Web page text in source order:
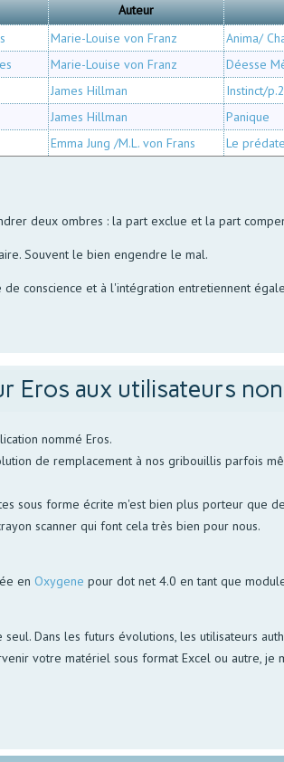
Auteur
Marie-Louise von Franz Anima/
Marie-Louise von Franz Déesse
James Hillman Instinct/
James Hillman Panique
Emma Jung /M.L. von Frans Le
deux ombres : la part exclue et la part
Souvent le bien engendre le mal.
conscience et à l'intégration entretiennent
Eros aux utilisateurs
nommé Eros.
de remplacement à nos gribouillis parfois
sous forme écrite m'est bien plus porteur que
scanner qui font cela très bien pour nous.
en Oxygene pour dot net 4.0 en tant que
Dans les futurs évolutions, les utilisateurs
votre matériel sous format Excel ou autre, je